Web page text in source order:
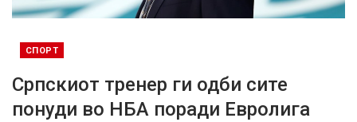
СПОРТ
Српскиот тренер ги одби сите
понуди во НБА поради Евролига